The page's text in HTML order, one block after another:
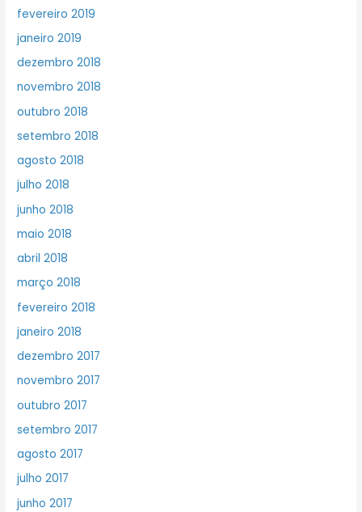
fevereiro 2019
janeiro 2019
dezembro 2018
novembro 2018
outubro 2018
setembro 2018
agosto 2018
julho 2018
junho 2018
maio 2018
abril 2018
março 2018
fevereiro 2018
janeiro 2018
dezembro 2017
novembro 2017
outubro 2017
setembro 2017
agosto 2017
julho 2017
junho 2017